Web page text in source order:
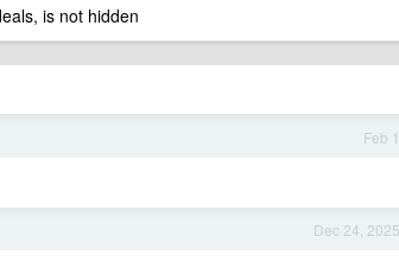
is not hidden
Feb 1
Dec 24, 2025